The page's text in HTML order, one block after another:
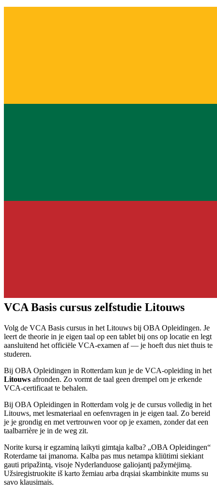
VCA Basis cursus zelfstudie Litouws
Volg de VCA Basis cursus in het Litouws bij OBA Opleidingen. Je
leert de theorie in je eigen taal op een tablet bij ons op locatie en legt
aansluitend het officiële VCA-examen af — je hoeft dus niet thuis te
studeren.
Bij OBA Opleidingen in Rotterdam kun je de VCA-opleiding in het
Litouws afronden. Zo vormt de taal geen drempel om je erkende
VCA-certificaat te behalen.
Bij OBA Opleidingen in Rotterdam volg je de cursus volledig in het
Litouws, met lesmateriaal en oefenvragen in je eigen taal. Zo bereid
je je grondig en met vertrouwen voor op je examen, zonder dat een
taalbarrière je in de weg zit.
Norite kursą ir egzaminą laikyti gimtąja kalba? „OBA Opleidingen“
Roterdame tai įmanoma. Kalba pas mus netampa kliūtimi siekiant
gauti pripažintą, visoje Nyderlanduose galiojantį pažymėjimą.
Užsiregistruokite iš karto žemiau arba drąsiai skambinkite mums su
savo klausimais.